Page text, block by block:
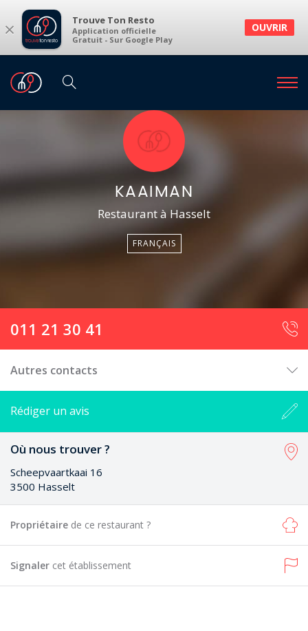
× Trouve Ton Resto
Application officielle
Gratuit - Sur Google Play
OUVRIR
KAAIMAN
Restaurant à Hasselt
FRANÇAIS
011 21 30 41
Autres contacts
Rédiger un avis
Où nous trouver ?
Scheepvaartkaai 16
3500 Hasselt
Propriétaire de ce restaurant ?
Signaler cet établissement